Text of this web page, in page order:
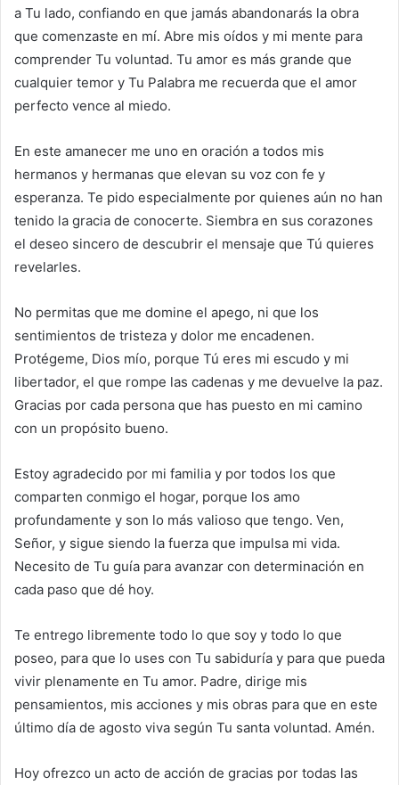
a Tu lado, confiando en que jamás abandonarás la obra
que comenzaste en mí. Abre mis oídos y mi mente para
comprender Tu voluntad. Tu amor es más grande que
cualquier temor y Tu Palabra me recuerda que el amor
perfecto vence al miedo.
En este amanecer me uno en oración a todos mis
hermanos y hermanas que elevan su voz con fe y
esperanza. Te pido especialmente por quienes aún no han
tenido la gracia de conocerte. Siembra en sus corazones
el deseo sincero de descubrir el mensaje que Tú quieres
revelarles.
No permitas que me domine el apego, ni que los
sentimientos de tristeza y dolor me encadenen.
Protégeme, Dios mío, porque Tú eres mi escudo y mi
libertador, el que rompe las cadenas y me devuelve la paz.
Gracias por cada persona que has puesto en mi camino
con un propósito bueno.
Estoy agradecido por mi familia y por todos los que
comparten conmigo el hogar, porque los amo
profundamente y son lo más valioso que tengo. Ven,
Señor, y sigue siendo la fuerza que impulsa mi vida.
Necesito de Tu guía para avanzar con determinación en
cada paso que dé hoy.
Te entrego libremente todo lo que soy y todo lo que
poseo, para que lo uses con Tu sabiduría y para que pueda
vivir plenamente en Tu amor. Padre, dirige mis
pensamientos, mis acciones y mis obras para que en este
último día de agosto viva según Tu santa voluntad. Amén.
Hoy ofrezco un acto de acción de gracias por todas las